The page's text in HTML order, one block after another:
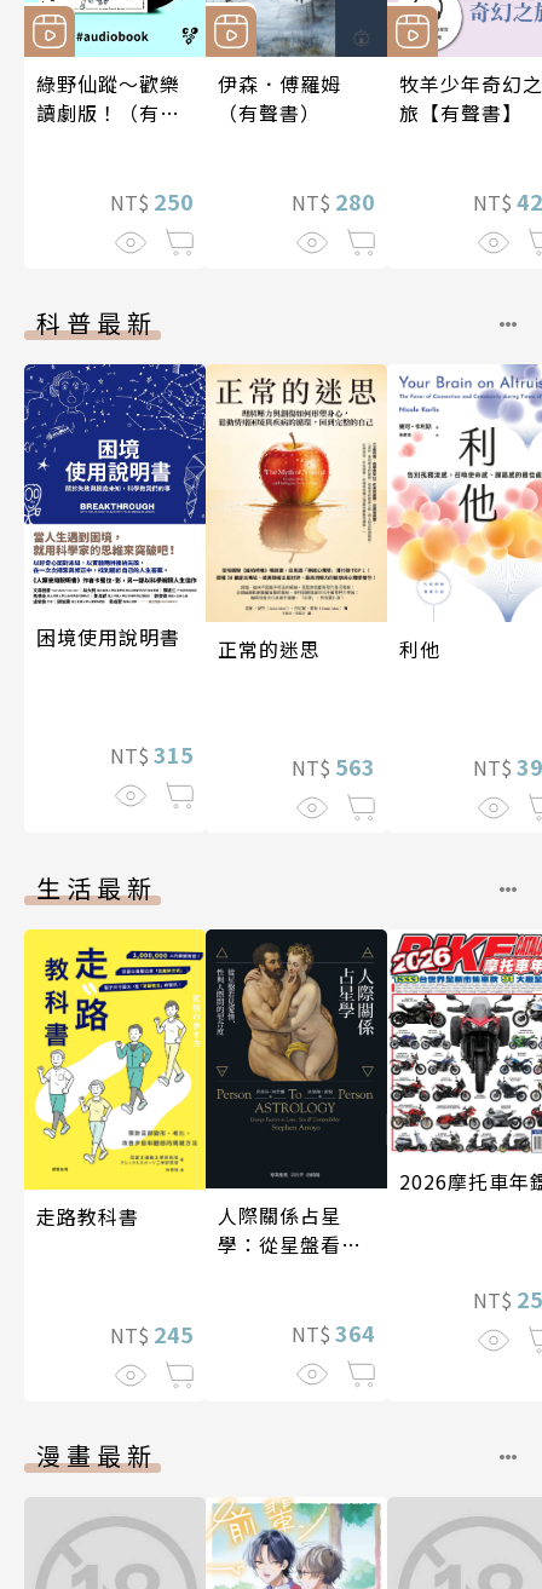
綠野仙蹤～歡樂
讀劇版！（有聲
NT$ 250
伊森．傅羅姆
（有聲書）
NT$ 280
牧羊少年奇幻之
旅【有聲書】
NT$
科普最新
困境使用說明書
NT$ 315
正常的迷思
NT$ 563
利他
NT$
生活最新
走路教科書
NT$ 245
人際關係占星
學：從星盤看見
NT$ 364
2026摩托車年
NT$
漫畫最新